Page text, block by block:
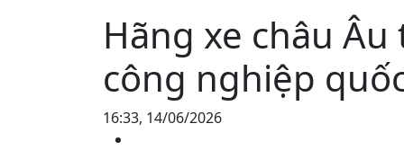
Hãng xe châu
công nghiệp
16:33, 14/06/2026